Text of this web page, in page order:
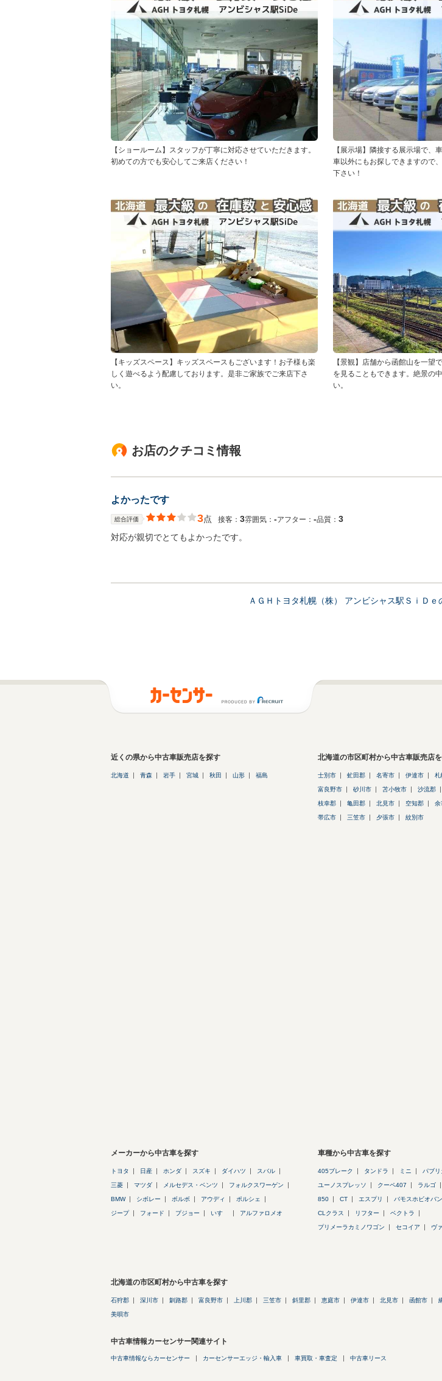
【ショールーム】スタッフが丁寧に対応させていただきます。
初めての方でも安心してご来店ください！
【展示場】隣接する展示場で、
車以外にもお探しできますので
下さい！
【キッズスペース】キッズスペースもございます！お子様も楽
しく遊べるよう配慮しております。是非ご家族でご来店下さ
い。
【景観】店舗から函館山を一望
を見ることもできます。絶景の
い。
お店のクチコミ情報
よかったです
総合評価 3点 接客： 3雰囲気： ‐アフター： ‐品質： 3
対応が親切でとてもよかったです。
ＡＧＨトヨタ札幌（株） アンビシャス駅ＳｉＤｅ
近くの県から中古車販売店を探す
北海道 青森 岩手 宮城 秋田 山形 福島
北海道の市区町村から中古車販売店
士別市 虻田郡 名寄市 伊達市 札
富良野市 砂川市 苫小牧市 沙流郡
枝幸郡 亀田郡 北見市 空知郡 余
帯広市 三笠市 夕張市 紋別市
メーカーから中古車を探す
トヨタ 日産 ホンダ スズキ ダイハツ スバル
三菱 マツダ メルセデス・ベンツ フォルクスワーゲン
BMW シボレー ボルボ アウディ ポルシェ
ジープ フォード プジョー いすゞ アルファロメオ
車種から中古車を探す
405ブレーク タンドラ ミニ パブリ
ユーノスプレッソ クーペ407 ラルゴ
850 CT エスプリ バモスホビオバン
CLクラス リフター ベクトラ
プリメーラカミノワゴン セコイア ヴ
北海道の市区町村から中古車を探す
石狩郡 深川市 釧路郡 富良野市 上川郡 三笠市 斜里郡 恵庭市 伊達市 北見市 函館市
美唄市
中古車情報カーセンサー関連サイト
中古車情報ならカーセンサー カーセンサーエッジ・輸入車 車買取・車査定 中古車リース